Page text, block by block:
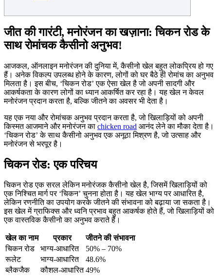
जीत की गारंटी, मनोरंजन का खज़ाना: चिकन रोड के
साथ रोमांचक कैसीनो अनुभव!
आजकल, ऑनलाइन मनोरंजन की दुनिया में, कैसीनो खेल बहुत लोकप्रिय हो गए
हैं। अनेक विकल्प उपलब्ध होने के कारण, लोगों को घर बैठे ही रोमांच का अनुभव
मिलता है। इस बीच, ‘चिकन रोड’ एक ऐसा खेल है जो अपनी सादगी और
आकर्षकता के कारण लोगों का ध्यान आकर्षित कर रहा है। यह खेल न केवल
मनोरंजन प्रदान करता है, बल्कि जीतने का अवसर भी देता है।
यह एक नया और रोमांचक अनुभव प्रदान करता है, जो खिलाड़ियों को अपनी
किस्मत आजमाने और मनोरंजन का chicken road आनंद लेने का मौका देता है।
‘चिकन रोड’ के साथ कैसीनो अनुभव एक अनूठा मिश्रण है, जो उत्साह और
मनोरंजन से भरपूर है।
चिकन रोड: एक परिचय
चिकन रोड एक सरल लेकिन मनोरंजक कैसीनो खेल है, जिसमें खिलाड़ियों को
एक निश्चित मार्ग पर ‘चिकन’ चुनना होता है। यह खेल भाग्य पर आधारित है,
लेकिन रणनीति का उपयोग करके जीतने की संभावना को बढ़ाया जा सकता है।
इस खेल में ग्राफिक्स और ध्वनि प्रभाव बहुत आकर्षक होते हैं, जो खिलाड़ियों को
एक वास्तविक कैसीनो का अनुभव कराते हैं।
खेल का नाम प्रकार
जीतने की संभावना
चिकन रोड
भाग्य-आधारित
50% – 70%
रूलेट
भाग्य-आधारित
48.6%
ब्लैकजैक
कौशल-आधारित 49%